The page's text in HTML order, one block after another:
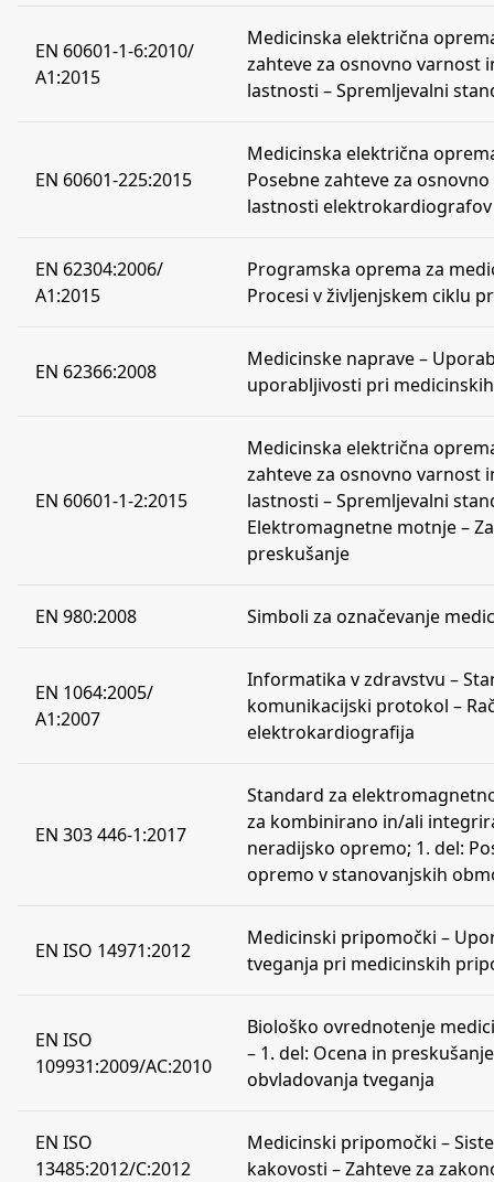
EN 60601-1-6:2010/
A1:2015
Medicinska električna
zahteve za osnovno varnost
lastnosti – Spremljevalni
EN 60601-225:2015
Medicinska električna
Posebne zahteve za
lastnosti elektrokardiografov
EN 62304:2006/
A1:2015
Programska oprema za
Procesi v življenjskem ciklu
EN 62366:2008
Medicinske naprave –
uporabljivosti pri
EN 60601-1-2:2015
Medicinska električna
zahteve za osnovno varnost
lastnosti – Spremljevalni
Elektromagnetne motnje –
preskušanje
EN 980:2008 Simboli za označevanje
EN 1064:2005/
A1:2007
Informatika v zdravstvu –
komunikacijski protokol –
elektrokardiografija
EN 303 446-1:2017
Standard za
za kombinirano in/ali
neradijsko opremo; 1. del:
opremo v stanovanjskih
EN ISO 14971:2012
Medicinski pripomočki –
tveganja pri medicinskih
EN ISO
109931:2009/AC:2010
Biološko ovrednotenje
– 1. del: Ocena in
obvladovanja tveganja
EN ISO
13485:2012/C:2012
Medicinski pripomočki –
kakovosti – Zahteve za